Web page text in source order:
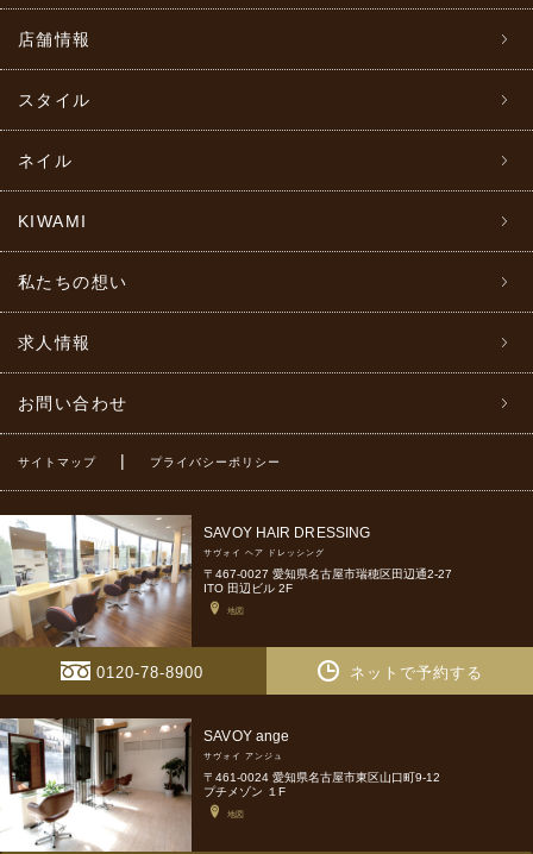
店舗情報
スタイル
ネイル
KIWAMI
私たちの想い
求人情報
お問い合わせ
サイトマップ | プライバシーポリシー
SAVOY HAIR DRESSING
サヴォイ ヘア ドレッシング
〒467-0027 愛知県名古屋市瑞穂区田辺通2-27
ITO 田辺ビル 2F
地図
0120-78-8900 ネットで予約する
SAVOY ange
サヴォイ アンジュ
〒461-0024 愛知県名古屋市東区山口町9-12
プチメゾン １F
地図